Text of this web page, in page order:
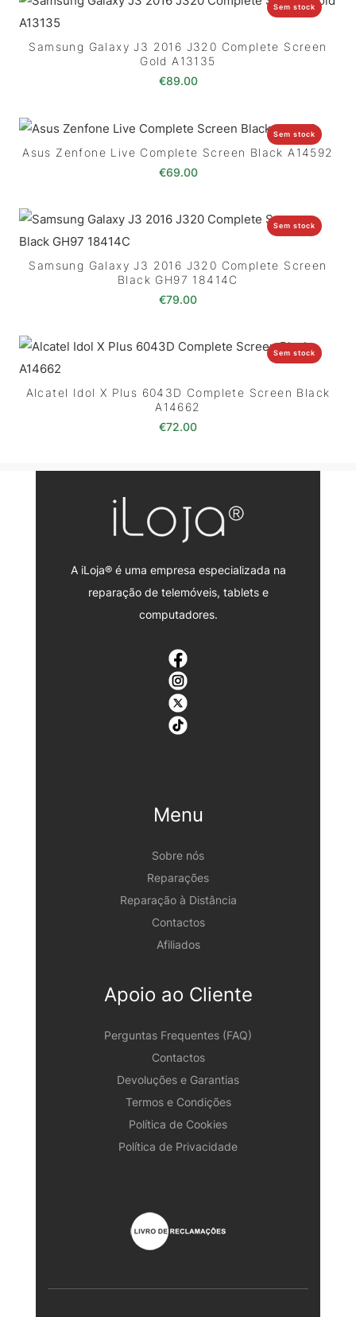
Sem stock
Samsung Galaxy J3 2016 J320 Complete Screen
Gold A13135
€89.00
Sem stock
Asus Zenfone Live Complete Screen Black A14592
€69.00
Sem stock
Samsung Galaxy J3 2016 J320 Complete Screen
Black GH97 18414C
€79.00
Sem stock
Alcatel Idol X Plus 6043D Complete Screen Black
A14662
€72.00
A iLoja® é uma empresa especializada na
reparação de telemóveis, tablets e
computadores.
Menu
Sobre nós
Reparações
Reparação à Distância
Contactos
Afiliados
Apoio ao Cliente
Perguntas Frequentes (FAQ)
Contactos
Devoluções e Garantias
Termos e Condições
Política de Cookies
Política de Privacidade